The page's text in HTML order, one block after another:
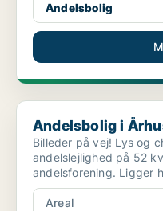
Andelsbolig
Andelsbolig i Århus C
Andelsbolig i
Billeder på vej! Lys og charmerende 2 værelses
andelslejlighed på 52
andelsforening. Ligger
alt. Lejl...
Areal